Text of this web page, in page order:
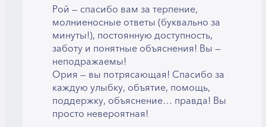
Рой — спасибо вам за терпение,
молниеносные ответы (буквально за
минуты!), постоянную доступность,
заботу и понятные объяснения! Вы —
неподражаемы!
Ория — вы потрясающая! Спасибо за
каждую улыбку, объятие, помощь,
поддержку, объяснение… правда! Вы
просто невероятная!